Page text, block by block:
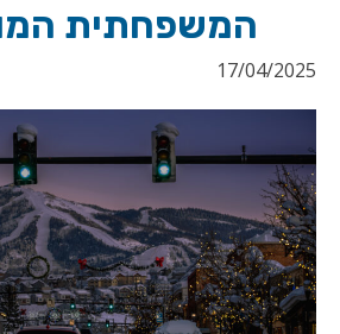
המשפחתית
17/04/2025